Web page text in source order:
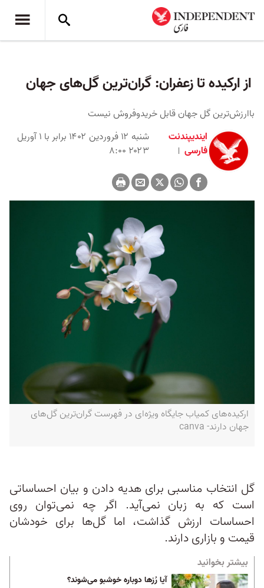
از ارکیده تا زعفران: گران‌ترین گل‌های جهان
باارزش‌ترین گل جهان قابل خریدوفروش نیست
ایندیپندنت
فارسی
شنبه ۱۲ فروردین ۱۴۰۲ برابر با ۱ آوریل
۲۰۲۳ ۸:۰۰
ارکیده‌های کمیاب جایگاه ویژه‌ای در فهرست گران‌ترین گل‌های
جهان دارند- canva
گل‌ انتخاب مناسبی برای هدیه دادن و بیان احساساتی
است که به زبان نمی‌آید. اگر چه نمی‌توان روی
احساسات ارزش گذاشت، اما گل‌ها برای خودشان
قیمت و بازاری دارند.
بیشتر بخوانید
آیا رُزها دوباره خوشبو می‌شوند؟